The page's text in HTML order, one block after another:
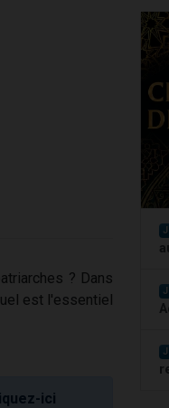
? Dans
est l'essentiel
ici